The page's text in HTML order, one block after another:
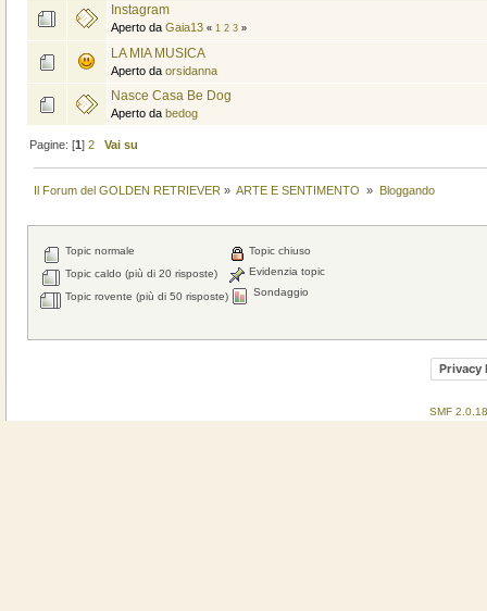
Instagram
Aperto da Gaia13 « 1 2 3»
LA MIA MUSICA
Aperto da orsidanna
Nasce Casa Be Dog
Aperto da bedog
Pagine: [1]2 Vai su
Il Forum del GOLDEN RETRIEVER » ARTE E SENTIMENTO » Bloggando
Topic normale
Topic caldo (più di 20 risposte)
Topic rovente (più di 50 risposte)
Topic chiuso
Evidenzia topic
Sondaggio
Privacy
SMF 2.0.18